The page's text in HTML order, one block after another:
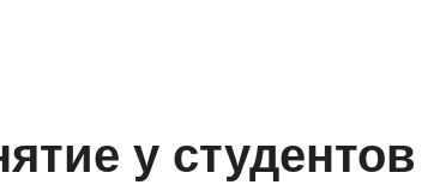
у студентов